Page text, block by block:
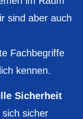
sind aber auch
Fachbegriffe
kennen.
Sicherheit
sicher